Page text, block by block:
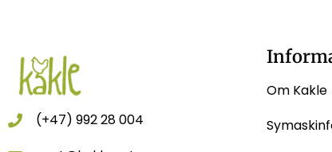
(+47) 992 28 004
Om Kakle